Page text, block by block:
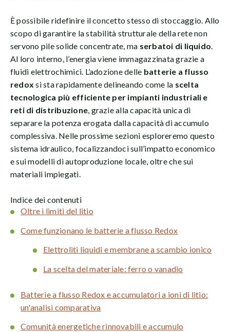
È possibile ridefinire il concetto stesso di stoccaggio. Allo
scopo di garantire la stabilità strutturale della rete non
servono pile solide concentrate, ma serbatoi di liquido
Al loro interno, l’energia viene immagazzinata grazie a
fluidi elettrochimici. L’adozione delle batterie a flusso
redox si sta rapidamente delineando come la scelta
tecnologica più efficiente per impianti industriali e
reti di distribuzione , grazie alla capacità unica di
separare la potenza erogata dalla capacità di accumulo
complessiva. Nelle prossime sezioni esploreremo questo
sistema idraulico, focalizzandoci sull’impatto economico
e sui modelli di autoproduzione locale, oltre che sui
materiali impiegati.
Indice dei contenuti
Oltre i limiti del litio
Come funzionano le batterie a flusso Redox
Elettroliti liquidi e membrane a scambio ionico
La scelta del materiale: ferro o vanadio
Batterie a flusso Redox e accumulatori a ioni di litio:
un'analisi comparativa
Comunità energetiche rinnovabili e accumulo